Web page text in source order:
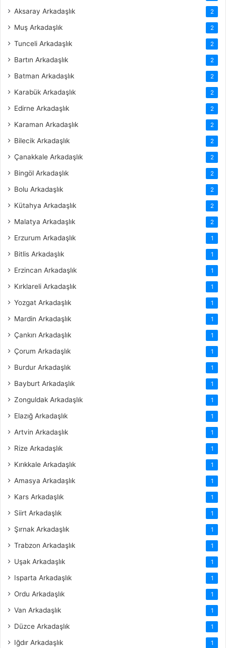
Aksaray Arkadaşlık 2
Muş Arkadaşlık 2
Tunceli Arkadaşlık 2
Bartın Arkadaşlık 2
Batman Arkadaşlık 2
Karabük Arkadaşlık 2
Edirne Arkadaşlık 2
Karaman Arkadaşlık 2
Bilecik Arkadaşlık 2
Çanakkale Arkadaşlık 2
Bingöl Arkadaşlık 2
Bolu Arkadaşlık 2
Kütahya Arkadaşlık 2
Malatya Arkadaşlık 2
Erzurum Arkadaşlık 1
Bitlis Arkadaşlık 1
Erzincan Arkadaşlık 1
Kırklareli Arkadaşlık 1
Yozgat Arkadaşlık 1
Mardin Arkadaşlık 1
Çankırı Arkadaşlık 1
Çorum Arkadaşlık 1
Burdur Arkadaşlık 1
Bayburt Arkadaşlık 1
Zonguldak Arkadaşlık 1
Elazığ Arkadaşlık 1
Artvin Arkadaşlık 1
Rize Arkadaşlık 1
Kırıkkale Arkadaşlık 1
Amasya Arkadaşlık 1
Kars Arkadaşlık 1
Siirt Arkadaşlık 1
Şırnak Arkadaşlık 1
Trabzon Arkadaşlık 1
Uşak Arkadaşlık 1
Isparta Arkadaşlık 1
Ordu Arkadaşlık 1
Van Arkadaşlık 1
Düzce Arkadaşlık 1
Iğdır Arkadaşlık 1